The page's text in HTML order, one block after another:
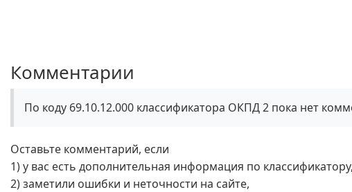
Комментарии
По коду 69.10.12.000 классификатора ОКПД 2 пока нет
Оставьте комментарий, если
1) у вас есть дополнительная информация по классификатору,
2) заметили ошибки и неточности на сайте,